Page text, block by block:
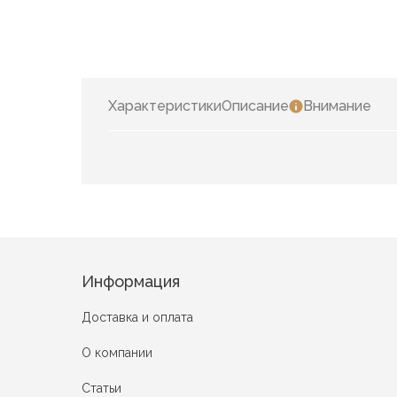
ХарактеристикиОписание Внимание
Информация
Доставка и оплата
О компании
Статьи